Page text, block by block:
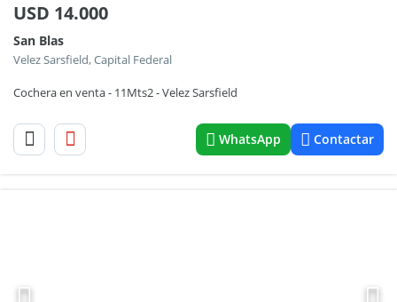
USD 14.000
San Blas
Velez Sarsfield, Capital Federal
Cochera en venta - 11Mts2 - Velez Sarsfield
WhatsApp Contactar